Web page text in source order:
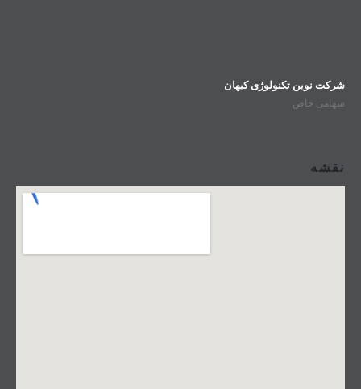
شرکت نوین تکنولوژی کیهان
سهامی خاص
نقشه